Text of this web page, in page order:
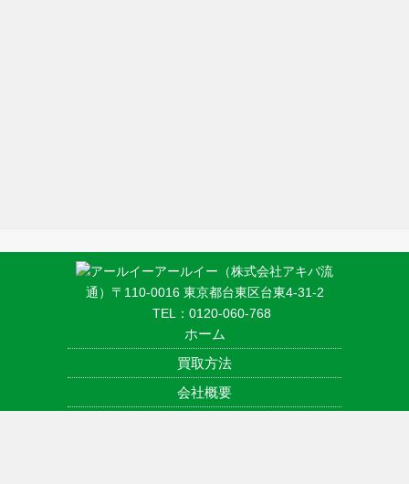
アールイー（株式会社アキバ流
通）〒110-0016 東京都台東区台東4-31-2
TEL： 0120-060-768
ホーム
買取方法
会社概要